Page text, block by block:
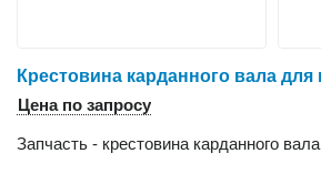
Цена по запросу
Запчасть - крестовина карданного вала